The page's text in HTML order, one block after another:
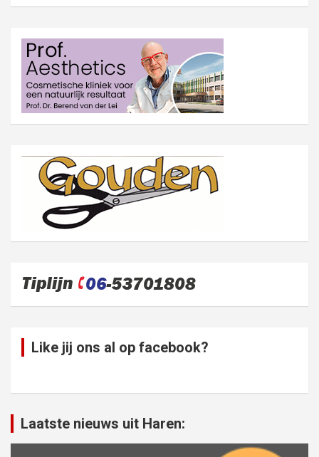
Like jij ons al op facebook?
Laatste nieuws uit Haren: